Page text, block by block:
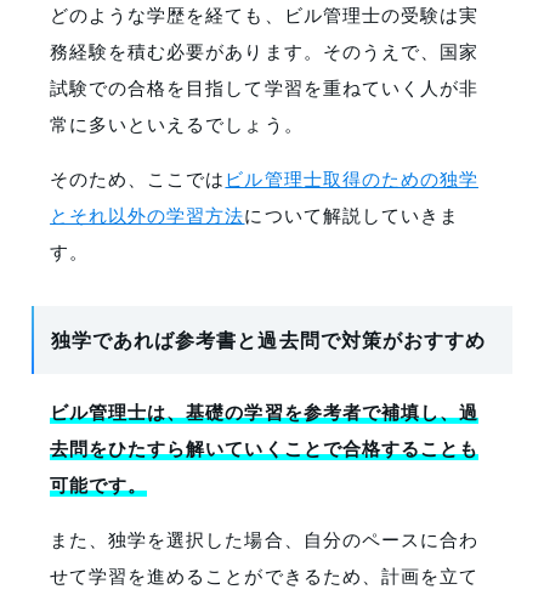
どのような学歴を経ても、ビル管理士の受験は実
務経験を積む必要があります。そのうえで、国家
試験での合格を目指して学習を重ねていく人が非
常に多いといえるでしょう。
そのため、ここではビル管理士取得のための独学
とそれ以外の学習方法について解説していきま
す。
独学であれば参考書と過去問で対策がおすすめ
ビル管理士は、基礎の学習を参考者で補填し、過
去問をひたすら解いていくことで合格することも
可能です。
また、独学を選択した場合、自分のペースに合わ
せて学習を進めることができるため、計画を立て